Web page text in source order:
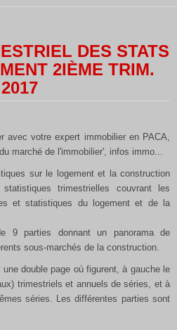
DES STATS
2IÈME TRIM.
2017
avec votre expert immobilier en PACA,
marché de l'immobilier', infos immo...
sur le logement et la construction
trimestrielles couvrant les
et statistiques du logement et de la
9 parties donnant un panorama de
sous-marchés de la construction.
double page où figurent, à gauche le
trimestriels et annuels de séries, et à
séries. Les différentes parties sont